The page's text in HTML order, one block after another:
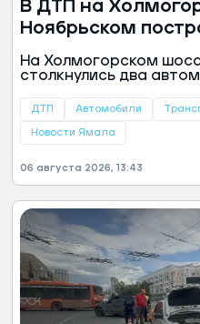
В ДТП на
Ноябрьском
На Холмогорском
столкнулись два
ДТП Автомобили
Новости Ямала
06 августа 2026, 13:43